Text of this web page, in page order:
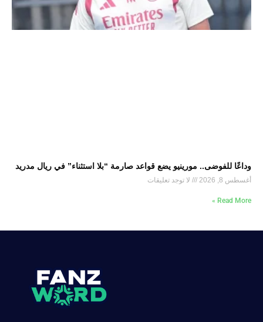
وداعًا للفوضى.. مورينيو يضع قواعد صارمة “بلا استثناء” في ريال مدريد
أغسطس 8, 2026 لا توجد تعليقات
Read More »